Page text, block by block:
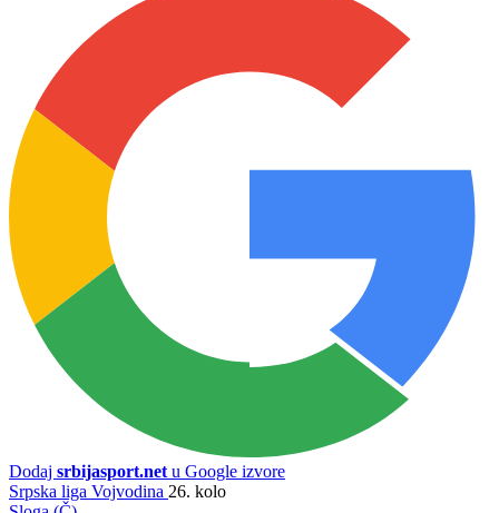
Dodaj srbijasport.net u Google izvore
Srpska liga Vojvodina 26. kolo